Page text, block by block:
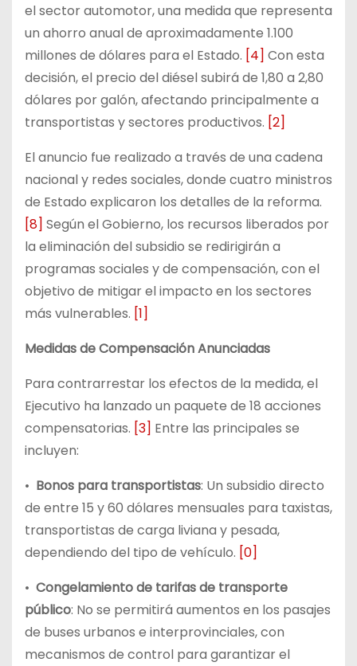
el sector automotor, una medida que representa
un ahorro anual de aproximadamente 1.100
millones de dólares para el Estado. [4] Con esta
decisión, el precio del diésel subirá de 1,80 a 2,80
dólares por galón, afectando principalmente a
transportistas y sectores productivos. [2]
El anuncio fue realizado a través de una cadena
nacional y redes sociales, donde cuatro ministros
de Estado explicaron los detalles de la reforma.
[8] Según el Gobierno, los recursos liberados por
la eliminación del subsidio se redirigirán a
programas sociales y de compensación, con el
objetivo de mitigar el impacto en los sectores
más vulnerables. [1]
Medidas de Compensación Anunciadas
Para contrarrestar los efectos de la medida, el
Ejecutivo ha lanzado un paquete de 18 acciones
compensatorias. [3] Entre las principales se
incluyen:
• Bonos para transportistas: Un subsidio directo
de entre 15 y 60 dólares mensuales para taxistas,
transportistas de carga liviana y pesada,
dependiendo del tipo de vehículo. [0]
• Congelamiento de tarifas de transporte
público: No se permitirá aumentos en los pasajes
de buses urbanos e interprovinciales, con
mecanismos de control para garantizar el